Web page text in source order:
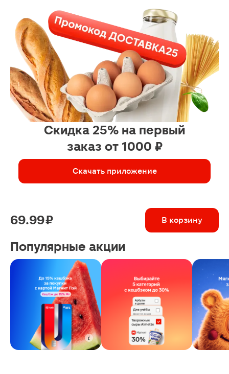
Скидка 25% на первый
заказ от 1000 ₽
Скачать приложение
69.99 ₽ В корзину
Популярные акции